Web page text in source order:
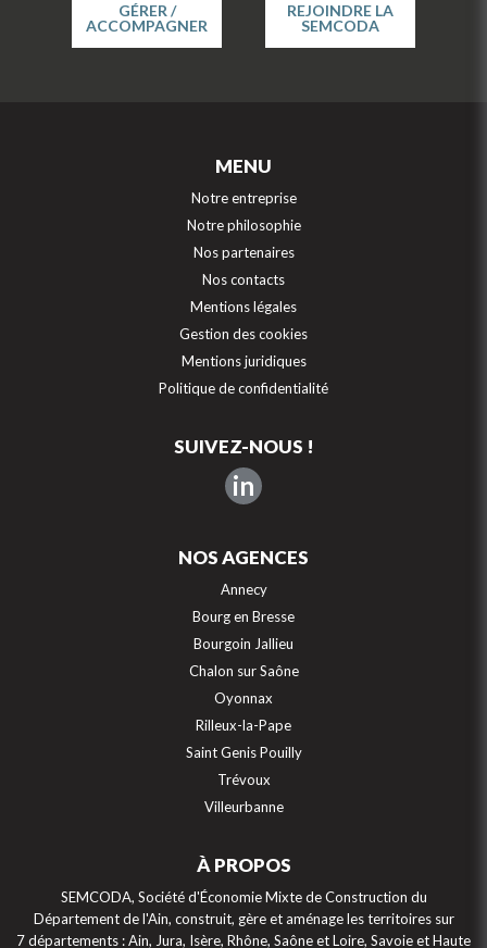
GÉRER /
ACCOMPAGNER
REJOINDRE LA
SEMCODA
MENU
Notre entreprise
Notre philosophie
Nos partenaires
Nos contacts
Mentions légales
Gestion des cookies
Mentions juridiques
Politique de confidentialité
SUIVEZ-NOUS !
in
NOS AGENCES
Annecy
Bourg en Bresse
Bourgoin Jallieu
Chalon sur Saône
Oyonnax
Rilleux-la-Pape
Saint Genis Pouilly
Trévoux
Villeurbanne
À PROPOS
SEMCODA, Société d'Économie Mixte de Construction du
Département de l'Ain, construit, gère et aménage les territoires sur
7 départements : Ain, Jura, Isère, Rhône, Saône et Loire, Savoie et Haute